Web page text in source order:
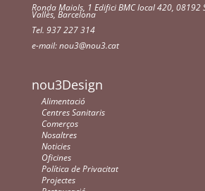
Ronda Maiols, 1 Edifici BMC local 420, 08192
Vallès, Barcelona
Tel. 937 227 314
e-mail:nou3@nou3.cat
nou3Design
Alimentació
Centres Sanitaris
Comerços
Nosaltres
Noticies
Oficines
Política de Privacitat
Projectes